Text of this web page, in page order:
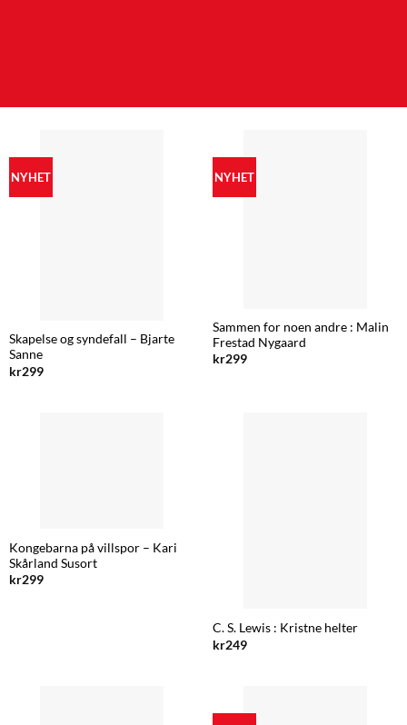
NYHET
Skapelse og syndefall – Bjarte
Sanne
kr299
NYHET
Sammen for noen andre : Malin
Frestad Nygaard
kr299
Kongebarna på villspor – Kari
Skårland Susort
kr299
C. S. Lewis : Kristne helter
kr249